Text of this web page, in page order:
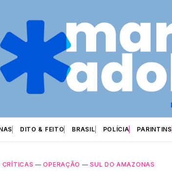
DITO & FEITO BRASIL POLÍCIA PARINTINS
CRÍTICAS —OPERAÇÃO —SUL DO AMAZONAS